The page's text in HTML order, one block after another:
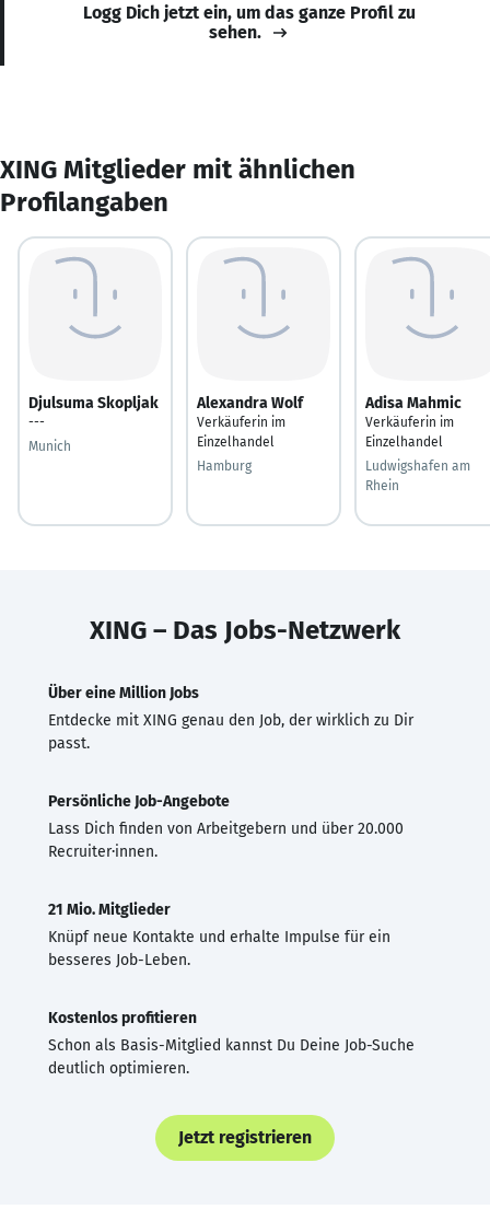
Logg Dich jetzt ein, um das ganze Profil zu
sehen.
XING Mitglieder mit ähnlichen
Profilangaben
Djulsuma Skopljak
---
Munich
Alexandra Wolf
Verkäuferin im
Einzelhandel
Hamburg
Adisa Mahmic
Verkäuferin im
Einzelhandel
Ludwigshafen am
Rhein
XING – Das Jobs-Netzwerk
Über eine Million Jobs
Entdecke mit XING genau den Job, der wirklich zu Dir
passt.
Persönliche Job-Angebote
Lass Dich finden von Arbeitgebern und über 20.000
Recruiter·innen.
21 Mio. Mitglieder
Knüpf neue Kontakte und erhalte Impulse für ein
besseres Job-Leben.
Kostenlos profitieren
Schon als Basis-Mitglied kannst Du Deine Job-Suche
deutlich optimieren.
Jetzt registrieren